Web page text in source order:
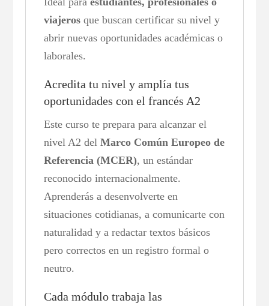
viajeros que buscan certificar su nivel y
abrir nuevas oportunidades académicas o
laborales.
Acredita tu nivel y amplía tus
oportunidades con el francés A2
Este curso te prepara para alcanzar el
nivel A2 delMarco Común Europeo de
Referencia (MCER), un estándar
reconocido internacionalmente.
Aprenderás a desenvolverte en
situaciones cotidianas, a comunicarte con
naturalidad y a redactar textos básicos
pero correctos en un registro formal o
neutro.
Cada módulo trabaja las